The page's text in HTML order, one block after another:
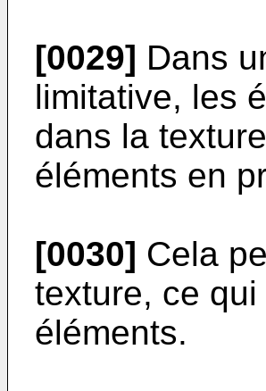
[0029] Dans
limitative, les
dans la
éléments en
[0030] Cela
texture, ce
éléments.